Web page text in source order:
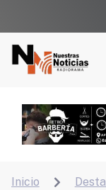
Inicio 